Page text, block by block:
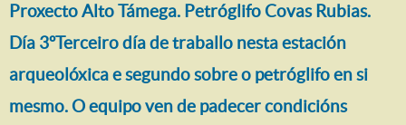
Proxecto Alto Támega. Petróglifo Covas Rubias.
Día 3ºTerceiro día de traballo nesta estación
arqueolóxica e segundo sobre o petróglifo en si
mesmo. O equipo ven de padecer condicións